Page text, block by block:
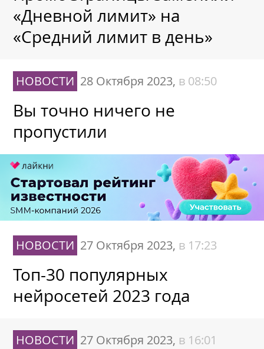
«Дневной лимит» на
«Средний лимит в день»
НОВОСТИ 28 Октября 2023, в 08:50
Вы точно ничего не
пропустили
НОВОСТИ 27 Октября 2023, в 17:23
Топ-30 популярных
нейросетей 2023 года
НОВОСТИ 27 Октября 2023, в 16:01